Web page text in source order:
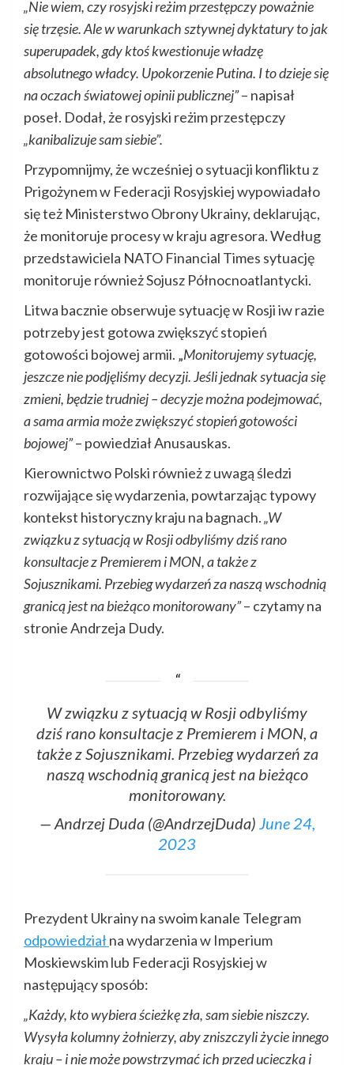
„Nie wiem, czy rosyjski reżim przestępczy poważnie
się trzęsie. Ale w warunkach sztywnej dyktatury to jak
superupadek, gdy ktoś kwestionuje władzę
absolutnego władcy. Upokorzenie Putina. I to dzieje się
na oczach światowej opinii publicznej”– napisał
poseł. Dodał, że rosyjski reżim przestępczy
„kanibalizuje sam siebie”.
Przypomnijmy, że wcześniej o sytuacji konfliktu z
Prigożynem w Federacji Rosyjskiej wypowiadało
się też Ministerstwo Obrony Ukrainy, deklarując,
że monitoruje procesy w kraju agresora. Według
przedstawiciela NATO Financial Times sytuację
monitoruje również Sojusz Północnoatlantycki.
Litwa bacznie obserwuje sytuację w Rosji iw razie
potrzeby jest gotowa zwiększyć stopień
gotowości bojowej armii. „Monitorujemy sytuację,
jeszcze nie podjęliśmy decyzji. Jeśli jednak sytuacja się
zmieni, będzie trudniej – decyzje można podejmować,
a sama armia może zwiększyć stopień gotowości
bojowej”– powiedział Anusauskas.
Kierownictwo Polski również z uwagą śledzi
rozwijające się wydarzenia, powtarzając typowy
kontekst historyczny kraju na bagnach.„W
związku z sytuacją w Rosji odbyliśmy dziś rano
konsultacje z Premierem i MON, a także z
Sojusznikami. Przebieg wydarzeń za naszą wschodnią
granicą jest na bieżąco monitorowany”– czytamy na
stronie Andrzeja Dudy.
W związku z sytuacją w Rosji odbyliśmy
dziś rano konsultacje z Premierem i MON, a
także z Sojusznikami. Przebieg wydarzeń za
naszą wschodnią granicą jest na bieżąco
monitorowany.
— Andrzej Duda (@AndrzejDuda) June 24,
2023
Prezydent Ukrainy na swoim kanale Telegram
odpowiedziałna wydarzenia w Imperium
Moskiewskim lub Federacji Rosyjskiej w
następujący sposób:
„Każdy, kto wybiera ścieżkę zła, sam siebie niszczy.
Wysyła kolumny żołnierzy, aby zniszczyli życie innego
kraju – i nie może powstrzymać ich przed ucieczką i